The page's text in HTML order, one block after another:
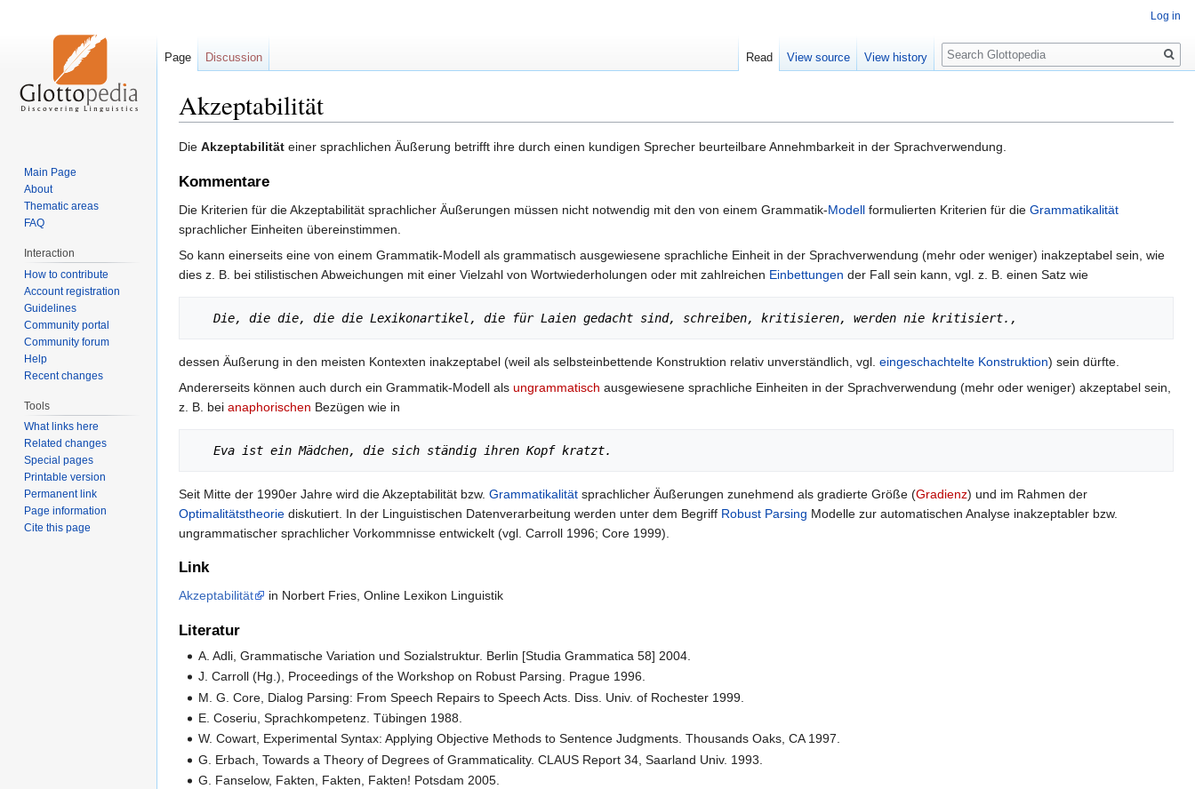
Akzeptabilität
Jump
navigation
Jump
search
Die Akzeptabilität einer sprachlichen Äußerung betrifft ihre durch einen kundigen Sprecher beurteilbare Annehmbarkeit in der Sprachverwendung.
Kommentare
Die Kriterien für die Akzeptabilität sprachlicher Äußerungen müssen nicht notwendig mit den von einem Grammatik-Modell formulierten Kriterien für die Grammatikalität
sprachlicher Einheiten übereinstimmen.
So kann einerseits eine von einem Grammatik-Modell als grammatisch ausgewiesene sprachliche Einheit in der Sprachverwendung (mehr oder weniger) inakzeptabel sein, wie
dies z. B. bei stilistischen Abweichungen mit einer Vielzahl von Wortwiederholungen oder mit zahlreichen Einbettungen der Fall sein kann, vgl. z. B. einen Satz wie
Die, die die, die die Lexikonartikel, die für Laien gedacht sind, schreiben, kritisieren, werden nie kritisiert.,
dessen Äußerung in den meisten Kontexten inakzeptabel (weil als selbsteinbettende Konstruktion relativ unverständlich, vgl. eingeschachtelte Konstruktion) sein dürfte.
Andererseits können auch durch ein Grammatik-Modell als ungrammatisch ausgewiesene sprachliche Einheiten in der Sprachverwendung (mehr oder weniger) akzeptabel sein,
z. B. bei anaphorischen Bezügen wie in
Eva ist ein Mädchen, die sich ständig ihren Kopf kratzt.
Seit Mitte der 1990er Jahre wird die Akzeptabilität bzw. Grammatikalität sprachlicher Äußerungen zunehmend als gradierte Größe (Gradienz) und im Rahmen der
Optimalitätstheorie diskutiert. In der Linguistischen Datenverarbeitung werden unter dem Begriff Robust Parsing Modelle zur automatischen Analyse inakzeptabler bzw.
ungrammatischer sprachlicher Vorkommnisse entwickelt (vgl. Carroll 1996; Core 1999).
Link
Akzeptabilität in Norbert Fries, Online Lexikon Linguistik
Literatur
A. Adli, Grammatische Variation und Sozialstruktur. Berlin [Studia Grammatica 58] 2004.
J. Carroll (Hg.), Proceedings of the Workshop on Robust Parsing. Prague 1996.
M. G. Core, Dialog Parsing: From Speech Repairs to Speech Acts. Diss. Univ. of Rochester 1999.
E. Coseriu, Sprachkompetenz. Tübingen 1988.
W. Cowart, Experimental Syntax: Applying Objective Methods to Sentence Judgments. Thousands Oaks, CA 1997.
G. Erbach, Towards a Theory of Degrees of Grammaticality. CLAUS Report 34, Saarland Univ. 1993.
G. Fanselow, Fakten, Fakten, Fakten! Potsdam 2005.
Log in
Page Discussion Read View source View history
Search
Main Page
About
Thematic areas
FAQ
Interaction
How to contribute
Account registration
Guidelines
Community portal
Community forum
Help
Recent changes
Tools
What links here
Related changes
Special pages
Printable version
Permanent link
Page information
Cite this page